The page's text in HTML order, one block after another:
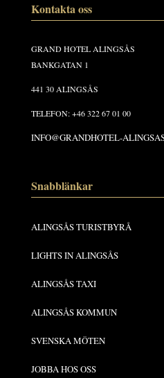
Kontakta oss
GRAND HOTEL ALINGSÅS
BANKGATAN 1
441 30 ALINGSÅS
TELEFON: +46 322 67 01 00
INFO@GRANDHOTEL-
Snabblänkar
ALINGSÅS TURISTBYRÅ
LIGHTS IN ALINGSÅS
ALINGSÅS TAXI
ALINGSÅS KOMMUN
SVENSKA MÖTEN
JOBBA HOS OSS